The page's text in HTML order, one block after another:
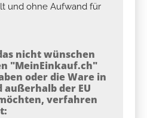
und ohne Aufwand für
nicht wünschen
"MeinEinkauf.ch"
oder die Ware in
außerhalb der EU
verfahren